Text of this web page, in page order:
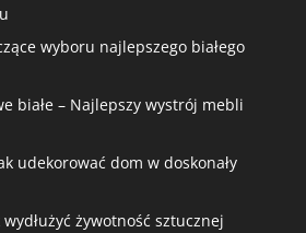
wyboru najlepszego białego
białe – Najlepszy wystrój mebli
udekorować dom w doskonały
żywotność sztucznej